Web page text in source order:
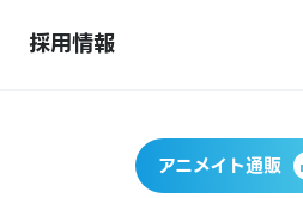
採用情報
アニメイト通販